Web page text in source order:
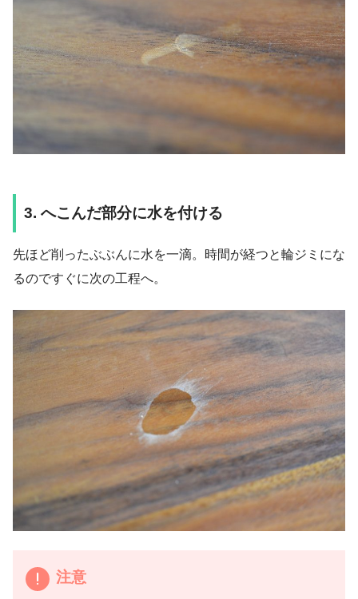
3. へこんだ部分に水を付ける
先ほど削ったぶぶんに水を一滴。時間が経つと輪ジミにな
るのですぐに次の工程へ。
注意